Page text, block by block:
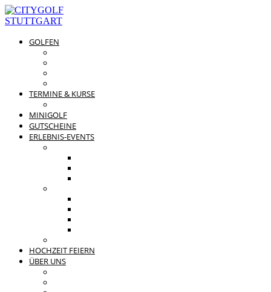
GOLFEN
TERMINE & KURSE
MINIGOLF
GUTSCHEINE
ERLEBNIS-EVENTS
HOCHZEIT FEIERN
ÜBER UNS